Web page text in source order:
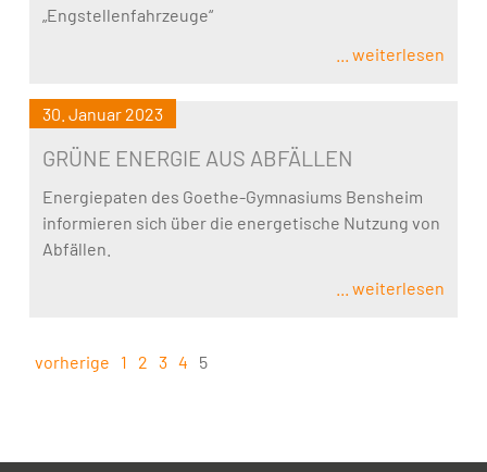
„Engstellenfahrzeuge“
... weiterlesen
30. Januar 2023
GRÜNE ENERGIE AUS ABFÄLLEN
Energiepaten des Goethe-Gymnasiums Bensheim
informieren sich über die energetische Nutzung von
Abfällen.
... weiterlesen
vorherige 1 2 3 4 5